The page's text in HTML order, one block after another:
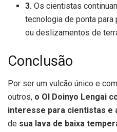
3.Os cientistas
tecnologia de ponta
ou deslizamentos de
Conclusão
Por ser um vulcão único e
outros, o Ol Doinyo Lengai
interesse para cientistas e
de sua lava de baixa